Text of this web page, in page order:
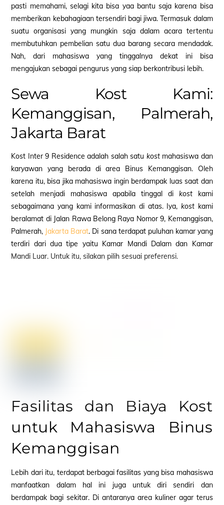
pasti memahami, selagi kita bisa yaa bantu saja karena bisa
memberikan kebahagiaan tersendiri bagi jiwa. Termasuk dalam
suatu organisasi yang mungkin saja dalam acara tertentu
membutuhkan pembelian satu dua barang secara mendadak.
Nah, dari mahasiswa yang tinggalnya dekat ini bisa
mengajukan sebagai pengurus yang siap berkontribusi lebih.
Sewa Kost Kami:
Kemanggisan, Palmerah,
Jakarta Barat
Kost Inter 9 Residence adalah salah satu kost mahasiswa dan
karyawan yang berada di area Binus Kemanggisan. Oleh
karena itu, bisa jika mahasiswa ingin berdampak luas saat dan
setelah menjadi mahasiswa apabila tinggal di kost kami
sebagaimana yang kami informasikan di atas. Iya, kost kami
beralamat di Jalan Rawa Belong Raya Nomor 9, Kemanggisan,
Palmerah, Jakarta Barat. Di sana terdapat puluhan kamar yang
terdiri dari dua tipe yaitu Kamar Mandi Dalam dan Kamar
Mandi Luar. Untuk itu, silakan pilih sesuai preferensi.
Fasilitas dan Biaya Kost
untuk Mahasiswa Binus
Kemanggisan
Lebih dari itu, terdapat berbagai fasilitas yang bisa mahasiswa
manfaatkan dalam hal ini juga untuk diri sendiri dan
berdampak bagi sekitar. Di antaranya area kuliner agar terus